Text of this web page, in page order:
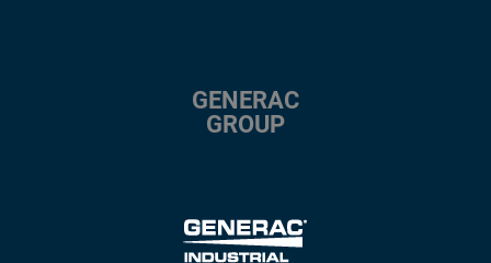
GENERAC
GROUP